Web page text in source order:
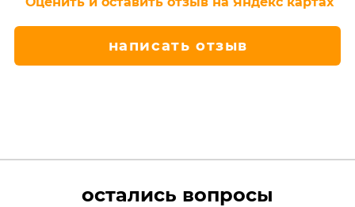
написать отзыв
остались вопросы